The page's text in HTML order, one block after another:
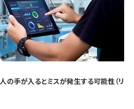
人の手が入るとミスが発生する可能性（リ